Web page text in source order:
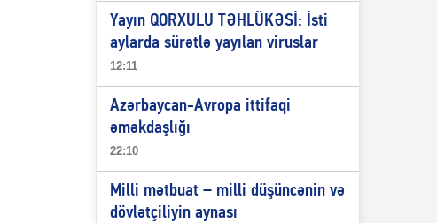
Yayın QORXULU TƏHLÜKƏSİ: İsti
aylarda sürətlə yayılan viruslar
12:11
Azərbaycan-Avropa ittifaqi
əməkdaşlığı
22:10
Milli mətbuat – milli düşüncənin və
dövlətçiliyin aynası